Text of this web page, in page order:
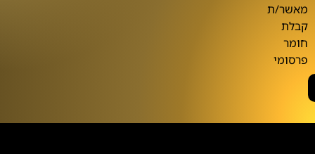
מאשר/ת
קבלת
חומר
פרסומי